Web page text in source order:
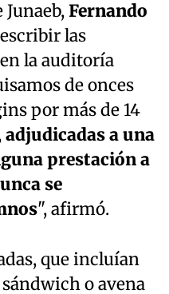
Fernando
las
la auditoría
de onces
por más de 14
adjudicadas a una
prestación a
se
", afirmó.
que incluían
o avena